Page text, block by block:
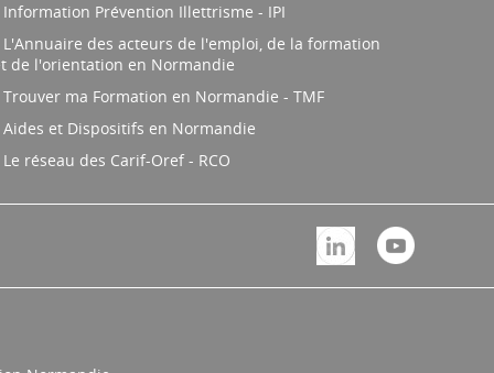
Information Prévention Illettrisme - IPI
L'Annuaire des acteurs de l'emploi, de la formation
de l'orientation en Normandie
Trouver ma Formation en Normandie - TMF
Aides et Dispositifs en Normandie
Le réseau des Carif-Oref - RCO